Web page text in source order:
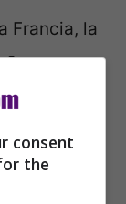
Francia, la
o
un anno
di euro.
consent
the